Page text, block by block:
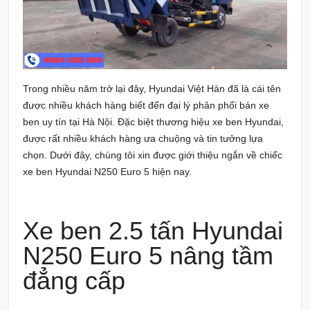
Trong nhiều năm trở lại đây, Hyundai Việt Hàn đã là cái tên
được nhiều khách hàng biết đến đại lý phân phối bán xe
ben uy tín tại Hà Nội. Đặc biệt thương hiệu xe ben Hyundai,
được rất nhiều khách hàng ưa chuộng và tin tưởng lựa
chọn. Dưới đây, chúng tôi xin được giới thiệu ngắn về chiếc
xe ben Hyundai N250 Euro 5 hiện nay.
Xe ben 2.5 tấn Hyundai
N250 Euro 5 nâng tầm
đẳng cấp